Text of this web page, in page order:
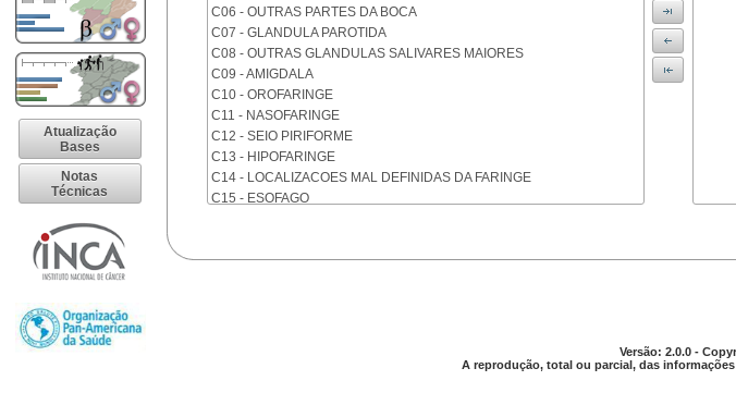
Atualização
Bases
Notas
Técnicas
C06 - OUTRAS PARTES DA BOCA
C07 - GLANDULA PAROTIDA
C08 - OUTRAS GLANDULAS SALIVARES MAIORES
C09 - AMIGDALA
C10 - OROFARINGE
C11 - NASOFARINGE
C12 - SEIO PIRIFORME
C13 - HIPOFARINGE
C14 - LOCALIZACOES MAL DEFINIDAS DA FARINGE
C15 - ESOFAGO
C18 - COLON
Versão: 2.0.0 -
A reprodução, total ou parcial, das